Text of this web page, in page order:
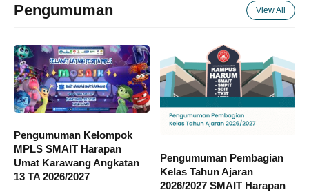
Pengumuman View All
Pengumuman Kelompok
MPLS SMAIT Harapan
Umat Karawang Angkatan
13 TA 2026/2027
Pengumuman Pembagian
Kelas Tahun Ajaran
2026/2027 SMAIT Harapan